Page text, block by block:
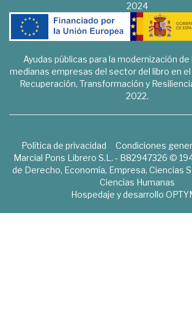
2024
Ayudas públicas para la modernización
medianas empresas del sector del libro en
Recuperación, Transformación y
2022.
Política de privacidad Condiciones
Marcial Pons Librero S.L. - B82947326 ©
de Derecho, Economía, Empresa, Ciencias
Ciencias Humanas
Hospedaje y desarrollo